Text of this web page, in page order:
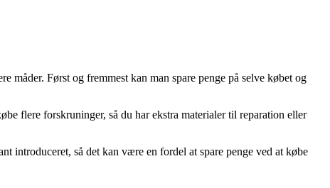
Først og fremmest kan man spare penge på selve købet og
flere forskruninger, så du har ekstra materialer til reparation eller
introduceret, så det kan være en fordel at spare penge ved at købe